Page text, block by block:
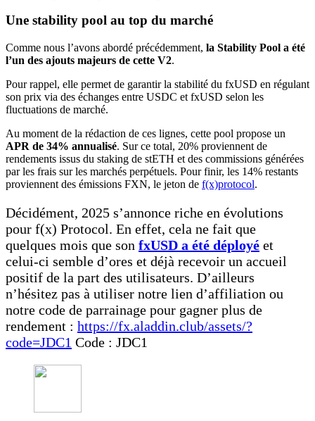
Une stability pool au top du marché
Comme nous l’avons abordé précédemment, la Stability Pool a été
l’un des ajouts majeurs de cette V2.
Pour rappel, elle permet de garantir la stabilité du fxUSD en régulant
son prix via des échanges entre USDC et fxUSD selon les
fluctuations de marché.
Au moment de la rédaction de ces lignes, cette pool propose un
APR de 34% annualisé. Sur ce total, 20% proviennent de
rendements issus du staking de stETH et des commissions générées
par les frais sur les marchés perpétuels. Pour finir, les 14% restants
proviennent des émissions FXN, le jeton de f(x)protocol.
Décidément, 2025 s’annonce riche en évolutions
pour f(x) Protocol. En effet, cela ne fait que
quelques mois que son fxUSD a été déployé et
celui-ci semble d’ores et déjà recevoir un accueil
positif de la part des utilisateurs. D’ailleurs
n’hésitez pas à utiliser notre lien d’affiliation ou
notre code de parrainage pour gagner plus de
rendement : https://fx.aladdin.club/assets/?
code=JDC1 Code : JDC1